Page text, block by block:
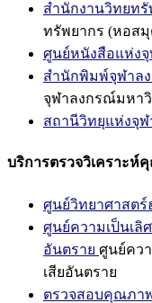
สำนักงานวิทยท
ทรัพยากร (หอสมุ
ศูนย์หนังสือแห่งจุ
สำนักพิมพ์จุฬาล
จุฬาลงกรณ์มหา
สถานีวิทยุแห่งจุฬ
บริการตรวจวิเคราะห์
ศูนย์วิทยาศาสตร์
ศูนย์ความเป็นเลิ
อันตราย ศูนย์คว
เสียอันตราย
ตรวจสอบคุณภา